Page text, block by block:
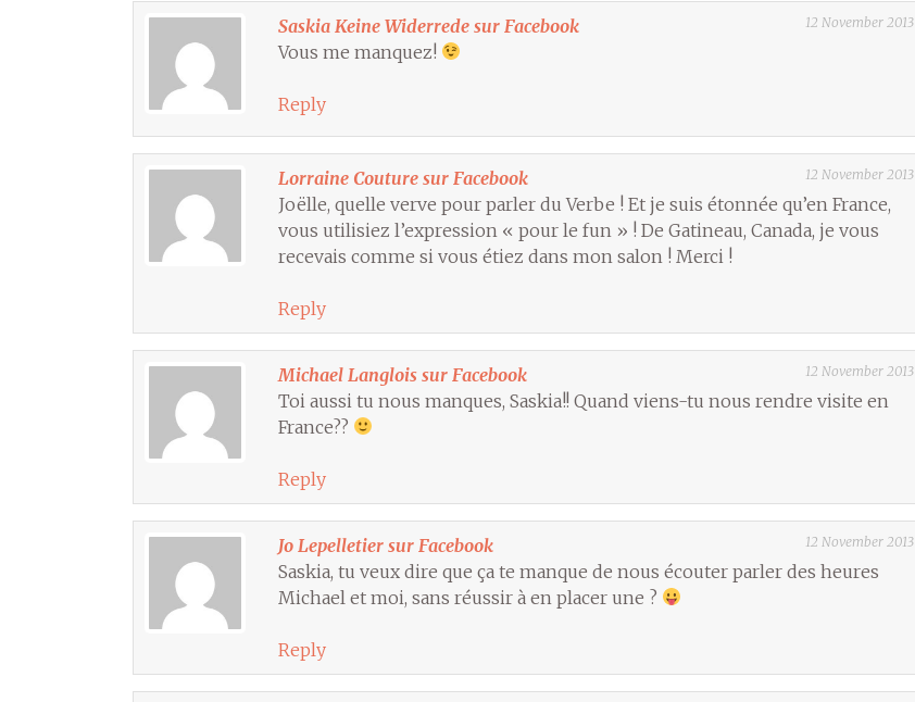
Saskia Keine Widerrede sur Facebook 12 November 2013
Vous me manquez!
Reply
Lorraine Couture sur Facebook 12 November 2013
Joëlle, quelle verve pour parler du Verbe ! Et je suis étonnée qu’en France,
vous utilisiez l’expression « pour le fun » ! De Gatineau, Canada, je vous
recevais comme si vous étiez dans mon salon ! Merci !
Reply
Michael Langlois sur Facebook 12 November 2013
Toi aussi tu nous manques, Saskia!! Quand viens-tu nous rendre visite en
France??
Reply
Jo Lepelletier sur Facebook 12 November 2013
Saskia, tu veux dire que ça te manque de nous écouter parler des heures
Michael et moi, sans réussir à en placer une ?
Reply